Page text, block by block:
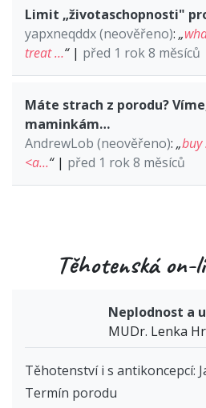
Limit „životaschopnosti"
yapxneqddx (neověřeno): „
treat …“| před 1 rok 8 měsíců
Máte strach z porodu?
maminkám…
AndrewLob (neověřeno): „buy
<a…“| před 1 rok 8 měsíců
Těhotenská on-
Neplodnost a
MUDr. Lenka
Těhotenství i s antikoncepcí:
Termín porodu